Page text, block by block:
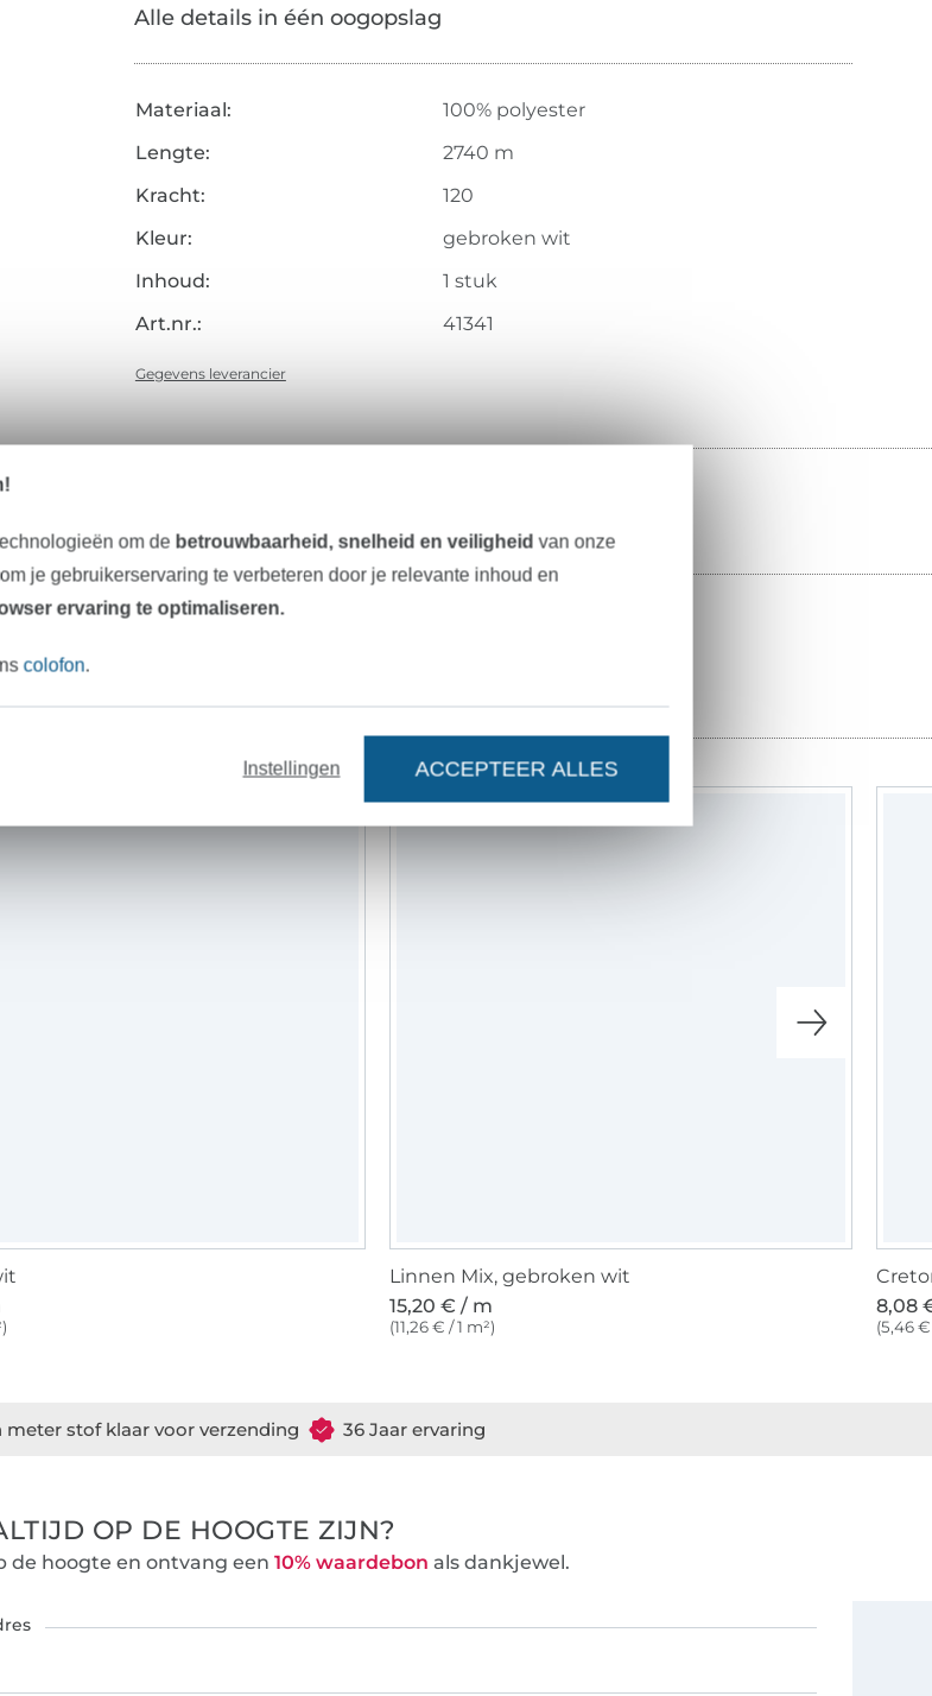
Alle details in één oogopslag
Materiaal:
100% polyester
Lengte:
2740 m
Kracht:
120
Kleur:
gebroken wit
Inhoud:
1 stuk
Art.nr.:
41341
Gegevens leverancier
Linnen Mix, gebroken wit
15,20 € / m
(11,26 € / 1 m²)
8,08
(5,46 €
meter stof klaar voor verzending 36 Jaar ervaring
OP DE HOOGTE ZIJN?
de hoogte en ontvang een 10% waardebon als dankjewel.
om de betrouwbaarheid, snelheid en veiligheid van onze
je gebruikerservaring te verbeteren door je relevante inhoud en
ervaring te optimaliseren.
colofon.
Instellingen ACCEPTEER ALLES